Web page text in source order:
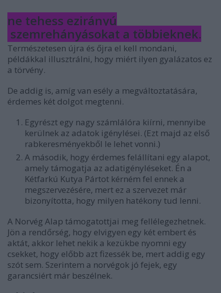
ne tehess ezirányú
szemrehányásokat a többieknek.
Természetesen újra és őjra el kell mondani,
példákkal illusztrálni, hogy miért ilyen gyalázatos ez
a törvény.
De addig is, amíg van esély a megváltoztatására,
érdemes két dolgot megtenni.
Egyrészt egy nagy számlálóra kiírni, mennyibe
kerülnek az adatok igénylései. (Ezt majd az első
rabkeresményekből le lehet vonni.)
A második, hogy érdemes felállítani egy alapot,
amely támogatja az adatigényléseket. Én a
Kétfarkú Kutya Pártot kérném fel ennek a
megszervezésére, mert ez a szervezet már
bizonyította, hogy milyen hatékony tud lenni.
A Norvég Alap támogatottjai meg fellélegezhetnek.
Jön a rendőrség, hogy elvigyen egy két embert és
aktát, akkor lehet nekik a kezükbe nyomni egy
csekket, hogy előbb azt fizessék be, mert addig egy
szót sem. Szerintem a norvégok jó fejek, egy
garancsiért már beszélnek.